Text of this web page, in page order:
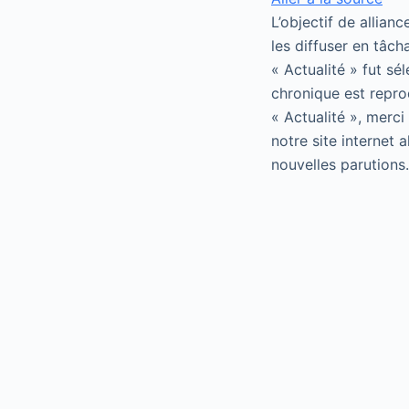
L’objectif de
les diffuser en
« Actualité » fut
chronique est
« Actualité »,
notre site internet
nouvelles parutions.